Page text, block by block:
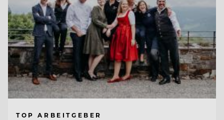
TOP ARBEITGEBER